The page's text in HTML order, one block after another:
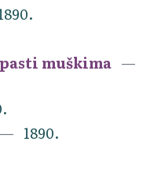
muškima
1890.